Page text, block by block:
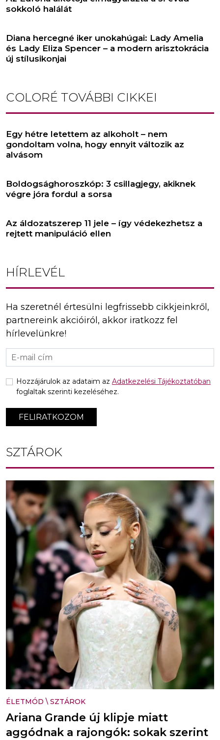
sokkoló halálát
Diana hercegné iker unokahúgai: Lady Amelia
és Lady Eliza Spencer – a modern arisztokrácia
új stílusikonjai
COLORÉ TOVÁBBI CIKKEI
Egy hétre letettem az alkoholt – nem
gondoltam volna, hogy ennyit változik az
alvásom
Boldogsághoroszkóp: 3 csillagjegy, akiknek
végre jóra fordul a sorsa
Az áldozatszerep 11 jele – így védekezhetsz a
rejtett manipuláció ellen
HÍRLEVÉL
Ha szeretnél értesülni legfrissebb cikkjeinkről,
partnereink akcióiról, akkor iratkozz fel
hírlevelünkre!
FELIRATKOZOM
Hozzájárulok az adataim az Adatkezelési Tájékoztatóban
foglaltak szerinti kezeléséhez.
SZTÁROK
ÉLETMÓD \ SZTÁROK
Ariana Grande új klipje miatt
aggódnak a rajongók: sokak szerint